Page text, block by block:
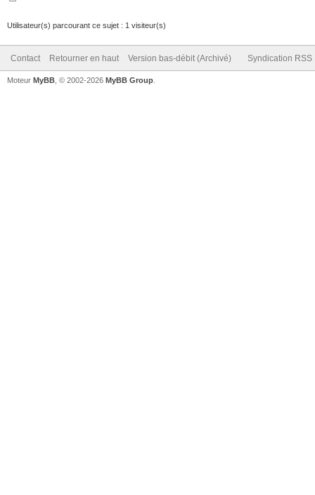
Utilisateur(s) parcourant ce sujet : 1 visiteur(s)
Contact Retourner en haut Version bas-débit (Archivé) Syndication RSS
Moteur MyBB , © 2002-2026 MyBB Group